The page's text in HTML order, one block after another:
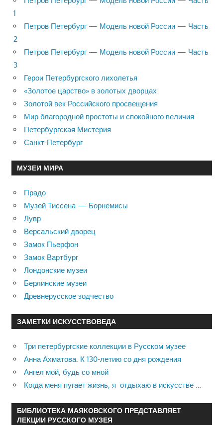
1
Петров Петербург — Модель новой России — Часть
2
Петров Петербург — Модель новой России — Часть
3
Герои Петербургского лихолетья
«Золотое царство» в золотых дворцах
Золотой век Российского просвещения
Мир благородной простоты и спокойного величия
Петербургская Мистерия
Санкт-Петербург
МУЗЕИ МИРА
Прадо
Музей Тиссена — Борнемисы
Лувр
Версальский дворец
Замок Пьерфон
Замок Вартбург
Лондонские музеи
Берлинские музеи
Древнерусское зодчество
ЗАМЕТКИ ИСКУССТВОВЕДА
Три петербургские коллекции в Русском музее
Анна Ахматова. К 130-летию со дня рождения
Ангел мой, будь со мной
Когда меня пугает жизнь, я отдыхаю в искусстве …
БИБЛИОТЕКА МАЯКОВСКОГО ПРЕДСТАВЛЯЕТ
ЛЕКЦИИ РУССКОГО МУЗЕЯ